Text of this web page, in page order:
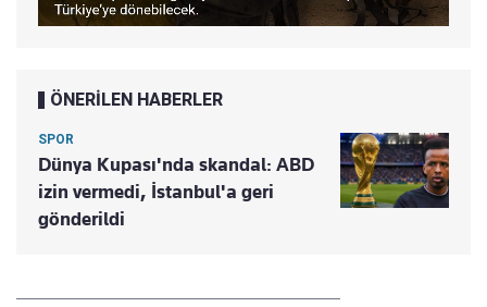
ÖNERİLEN HABERLER
SPOR
Dünya Kupası'nda skandal: ABD
izin vermedi, İstanbul'a geri
gönderildi